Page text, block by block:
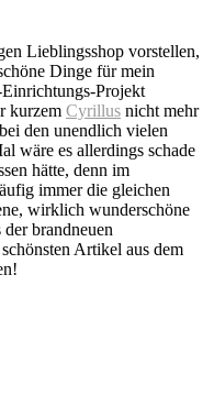
Lieblingsshop vorstellen,
Dinge für mein
Projekt
kurzem Cyrillus nicht mehr
den unendlich vielen
wäre es allerdings schade
hätte, denn im
immer die gleichen
wirklich wunderschöne
brandneuen
Artikel aus dem